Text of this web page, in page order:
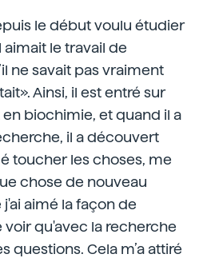
le début voulu étudier
aimait le travail de
ne savait pas vraiment
Ainsi, il est entré sur
biochimie, et quand il a
il a découvert
toucher les choses, me
chose de nouveau
aimé la façon de
qu'avec la recherche
questions. Cela m’a attiré